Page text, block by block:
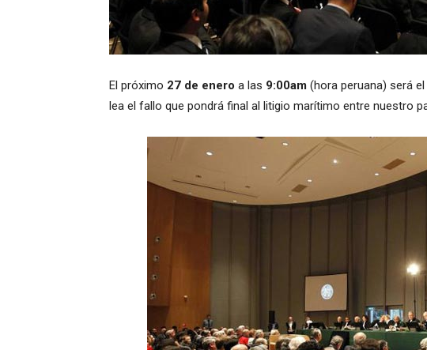
El próximo 27 de enero a las 9:00am (hora peruana) será
lea el fallo que pondrá final al litigio marítimo entre nuestro